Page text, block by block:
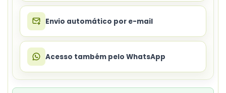
Envio automático por e-mail
Acesso também pelo WhatsApp